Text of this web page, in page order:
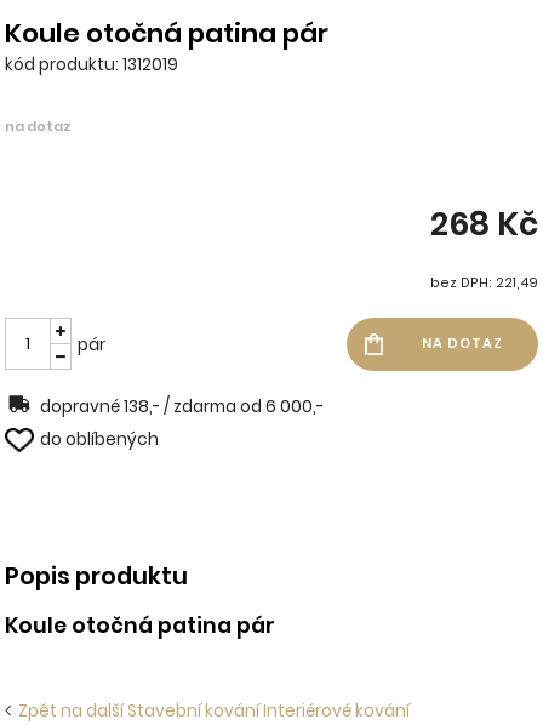
Koule otočná patina pár
kód produktu: 1312019
na dotaz
268 Kč
bez DPH: 221,49
pár
dopravné 138,- / zdarma od 6 000,-
do oblíbených
Popis produktu
Koule otočná patina pár
Zpět na další Stavební kování Interiérové kování